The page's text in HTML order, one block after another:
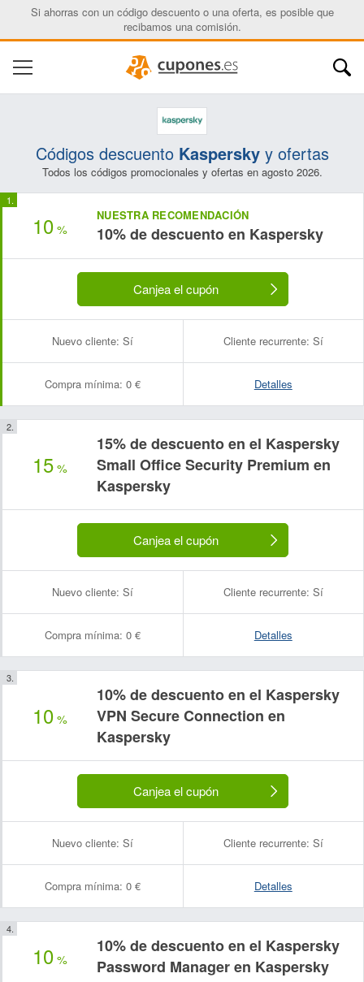
Si ahorras con un código descuento o una oferta, es posible que
recibamos una comisión.
Códigos descuento Kasperskyy ofertas
Todos los códigos promocionales y ofertas en agosto 2026.
10 %
NUESTRA RECOMENDACIÓN
10% de descuento en Kaspersky
Canjea el cupón
Nuevo cliente: Sí Cliente recurrente: Sí
Compra mínima: 0 € Detalles
15 %
15% de descuento en el Kaspersky
Small Office Security Premium en
Kaspersky
Canjea el cupón
Nuevo cliente: Sí Cliente recurrente: Sí
Compra mínima: 0 € Detalles
10 %
10% de descuento en el Kaspersky
VPN Secure Connection en
Kaspersky
Canjea el cupón
Nuevo cliente: Sí Cliente recurrente: Sí
Compra mínima: 0 € Detalles
10 %
10% de descuento en el Kaspersky
Password Manager en Kaspersky